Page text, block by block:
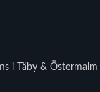
i Täby & Östermalm